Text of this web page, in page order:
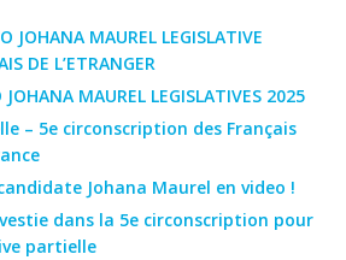
JOHANA MAUREL LEGISLATIVE
DE L’ETRANGER
MAUREL LEGISLATIVES 2025
– 5e circonscription des Français
Johana Maurel en video !
dans la 5e circonscription pour
partielle